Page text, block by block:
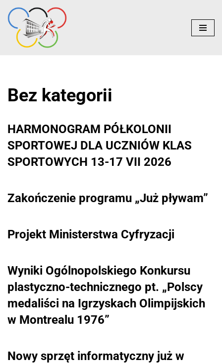
treści
Przejdź
treści
Bez kategorii
HARMONOGRAM PÓŁKOLONII
SPORTOWEJ DLA UCZNIÓW KLAS
SPORTOWYCH 13-17 VII 2026
Zakończenie programu „Już pływam”
Projekt Ministerstwa Cyfryzacji
Wyniki Ogólnopolskiego Konkursu
plastyczno-technicznego pt. „Polscy
medaliści na Igrzyskach Olimpijskich
w Montrealu 1976”
Nowy sprzęt informatyczny już w